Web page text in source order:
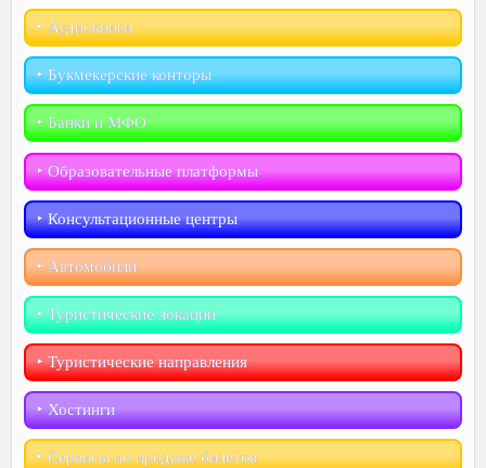
‣︎ Аудиокниги
‣︎ Букмекерские конторы
‣︎ Банки и МФО
‣︎ Образовательные платформы
‣︎ Консультационные центры
‣︎ Автомобили
‣︎ Туристические локации
‣︎ Туристические направления
‣︎ Хостинги
‣︎ Сервисы по продаже билетов